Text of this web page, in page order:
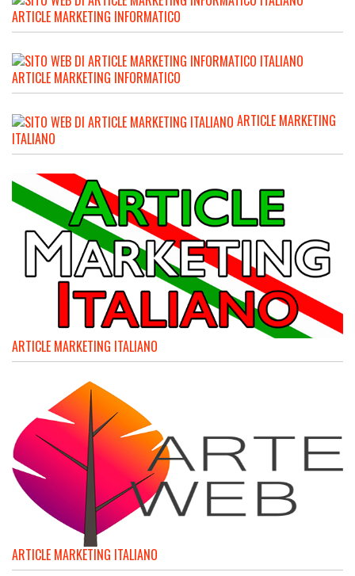
ARTICLE MARKETING INFORMATICO
ARTICLE MARKETING INFORMATICO
ARTICLE MARKETING
ITALIANO
ARTICLE MARKETING ITALIANO
ARTICLE MARKETING ITALIANO